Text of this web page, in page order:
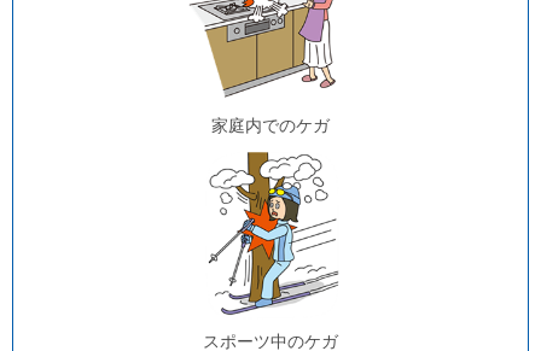
家庭内でのケガ
スポーツ中のケガ